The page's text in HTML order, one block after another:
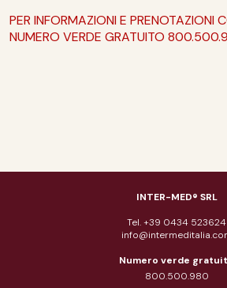
PER INFORMAZIONI E PRENOTAZIONI
NUMERO VERDE GRATUITO
INTER-MED® SRL
Tel. +39 0434 523624
Numero verde
800.500.980